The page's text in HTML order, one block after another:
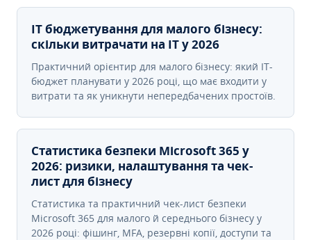
IT бюджетування для малого бізнесу:
скільки витрачати на IT у 2026
Практичний орієнтир для малого бізнесу: який IT-
бюджет планувати у 2026 році, що має входити у
витрати та як уникнути непередбачених простоїв.
Статистика безпеки Microsoft 365 у
2026: ризики, налаштування та чек-
лист для бізнесу
Статистика та практичний чек-лист безпеки
Microsoft 365 для малого й середнього бізнесу у
2026 році: фішинг, MFA, резервні копії, доступи та